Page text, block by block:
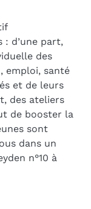
: d’une part,
des
emploi, santé
et de leurs
des ateliers
de booster la
sont
dans un
n°10 à